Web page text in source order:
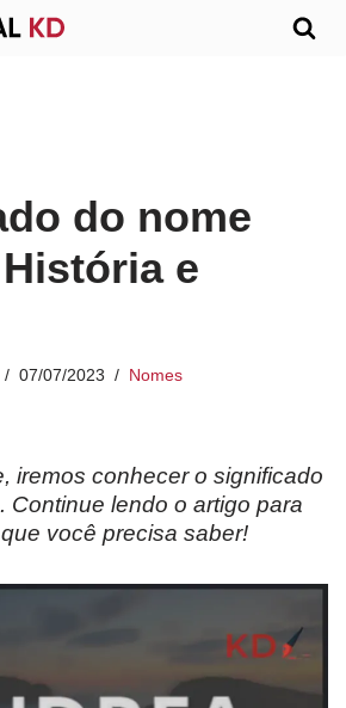
do nome
e
07/07/2023 Nomes
iremos conhecer o significado
Continue lendo o artigo para
você precisa saber!